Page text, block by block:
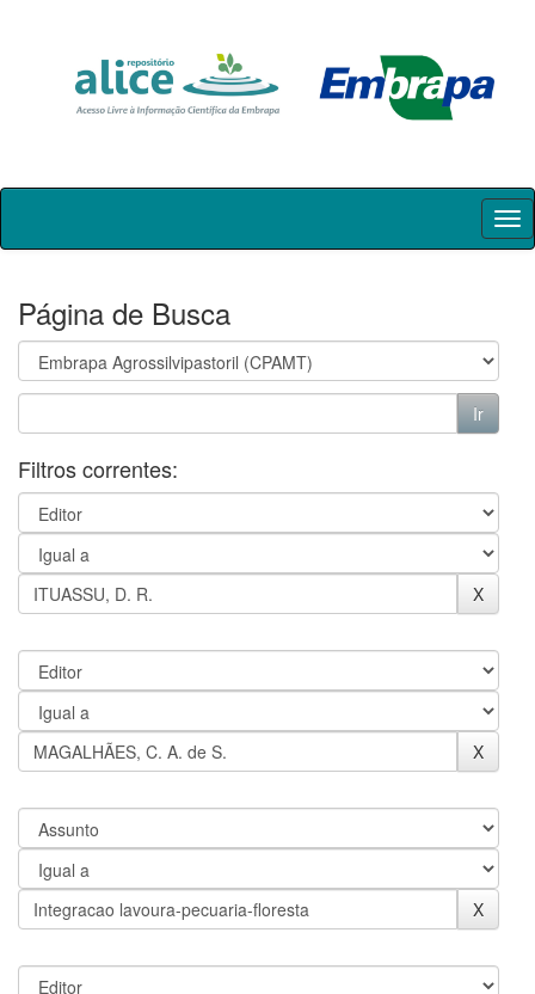
Skip
Página de Busca
Filtros correntes: